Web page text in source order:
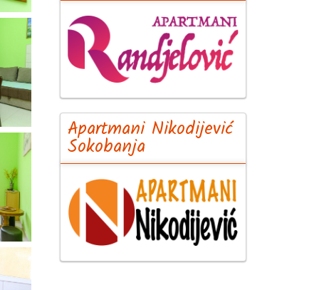
Apartmani Nikodijević
Sokobanja